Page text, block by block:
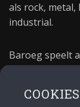
als rock,
industrial.
Baroeg speelt
poppodium 40
COOKIES